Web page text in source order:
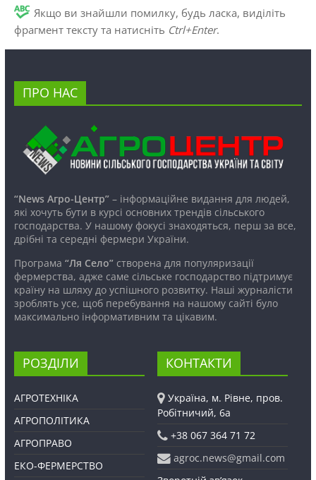
Якщо ви знайшли помилку, будь ласка, виділіть
фрагмент тексту та натисніть Ctrl+Enter.
ПРО НАС
“News Агро-Центр”– інформаційне видання для людей,
які хочуть бути в курсі основних трендів сільського
господарства. У нашому фокусі знаходяться, перш за все,
дрібні та середні фермери України.
Програма “Ля Село”створена для популяризації
фермерства, адже саме сільське господарство підтримує
країну на шляху до успішного розвитку. Наші журналісти
зроблять усе, щоб перебування на нашому сайті було
максимально інформативним та цікавим.
РОЗДІЛИ
АГРОТЕХНІКА
АГРОПОЛІТИКА
АГРОПРАВО
ЕКО-ФЕРМЕРСТВО
КОНТАКТИ
Україна, м. Рівне, пров.
Робітничий, 6а
+38 067 364 71 72
agroc.news@gmail.com